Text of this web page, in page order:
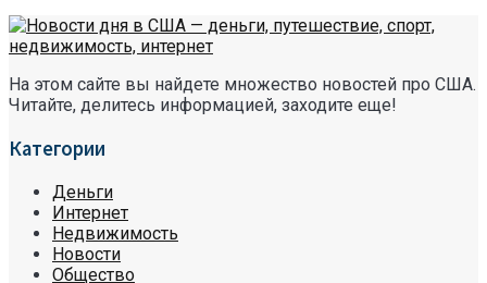
На этом сайте вы найдете множество новостей про США.
Читайте, делитесь информацией, заходите еще!
Категории
Деньги
Интернет
Недвижимость
Новости
Общество